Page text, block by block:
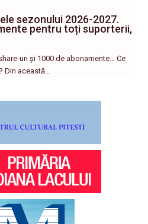
sezonului 2026-2027.
pentru toți suporterii,
uri și 1000 de abonamente… Ce
Din această…